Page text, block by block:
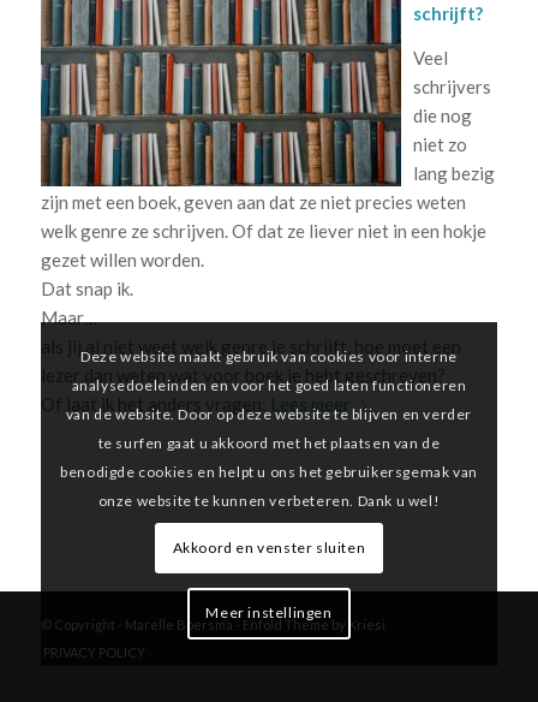
schrijft?
Veel
schrijvers
die nog
niet zo
lang bezig
zijn met een boek, geven aan dat ze niet precies weten
welk genre ze schrijven. Of dat ze liever niet in een hokje
gezet willen worden.
Dat snap ik.
Maar…
Lees meer
© Copyright - Marelle Boersma - Enfold Theme by Kriesi
PRIVACY POLICY
Deze website maakt gebruik van cookies voor interne
analysedoeleinden en voor het goed laten functioneren
van de website. Door op deze website te blijven en verder
te surfen gaat u akkoord met het plaatsen van de
benodigde cookies en helpt u ons het gebruikersgemak van
onze website te kunnen verbeteren. Dank u wel!
Akkoord en venster sluiten
Meer instellingen